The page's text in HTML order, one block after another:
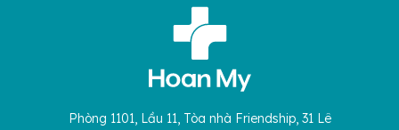
Phòng 1101, Lầu 11, Tòa nhà Friendship, 31 Lê